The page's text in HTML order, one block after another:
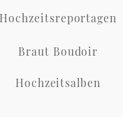
Hochzeitsreportagen
Braut Boudoir
Hochzeitsalben